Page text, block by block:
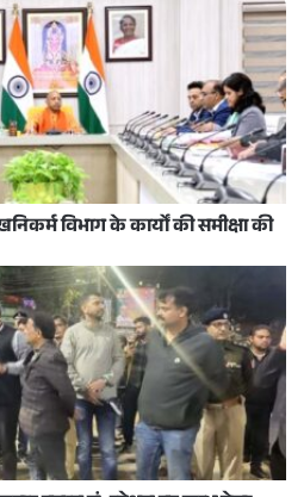
विभाग के कार्यों की समीक्षा की